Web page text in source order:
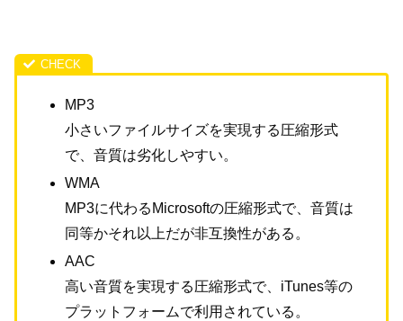
MP3
小さいファイルサイズを実現する圧縮形式
で、音質は劣化しやすい。
WMA
MP3に代わるMicrosoftの圧縮形式で、音質は
同等かそれ以上だが非互換性がある。
AAC
高い音質を実現する圧縮形式で、iTunes等の
プラットフォームで利用されている。